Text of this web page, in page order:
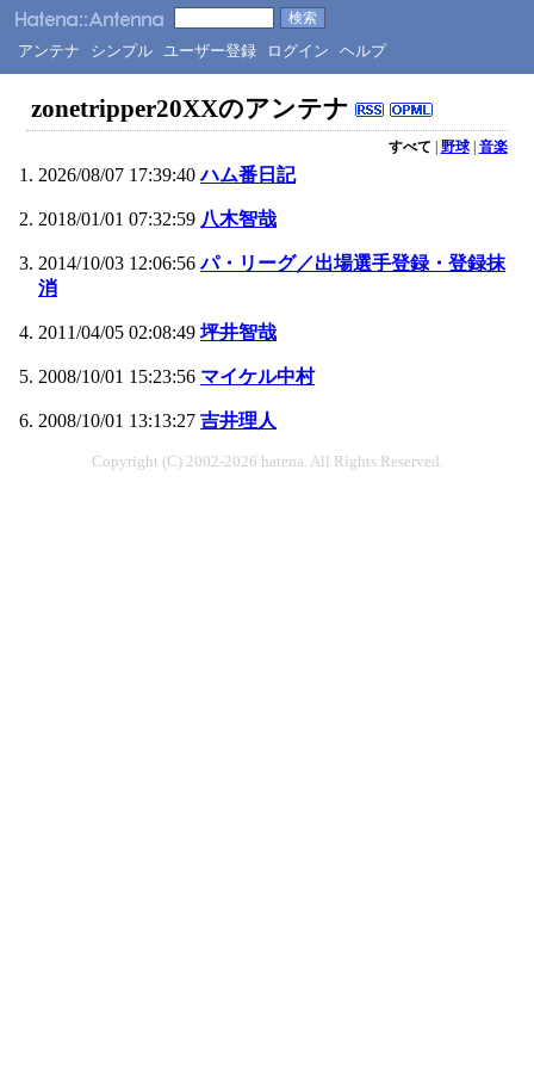
アンテナ シンプル ユーザー登録 ログイン ヘルプ
zonetripper20XXのアンテナ
すべて | 野球| 音楽
2026/08/07 17:39:40 ハム番日記
2018/01/01 07:32:59 八木智哉
2014/10/03 12:06:56 パ・リーグ／出場選手登録・登録抹
消
2011/04/05 02:08:49 坪井智哉
2008/10/01 15:23:56 マイケル中村
2008/10/01 13:13:27 吉井理人
Copyright (C) 2002-2026 hatena. All Rights Reserved.